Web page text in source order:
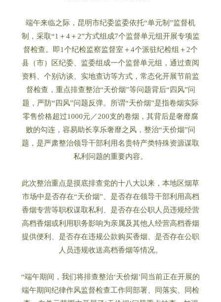
端午来临之际，昆明市纪委监委依托“单元制”监督机
制，采取“1＋4＋2”方式组成7个监督单元组开展专项监
督检查。即1个纪检监察监督室＋4个派驻纪检组＋2个
县（市）区纪委、监委组成一个监督单元组，通过查阅
资料、个别访谈、实地查访等方式，常态化开展节前监
督检查，重点排查整治“天价烟”等问题背后“四风”问
题，严防“四风”问题反弹。所谓“天价烟”是指卷烟实际
零售价格超过1000元／200支的卷烟，其背后是奢靡腐
败的勾连，容易助长享乐奢靡之风，整治“天价烟”问
题，是严肃整治领导干部利用名贵特产类特殊资源谋取
私利问题的重要内容。
此次整治重点是摸底排查党的十八大以来，本地区烟草
市场中是否存在“天价烟”、是否存在领导干部利用高档
香烟专营等职权谋取私利、是否存在公职人员违规经营
高档香烟或利用职务影响为亲属及其他人经营高档香烟
提供便利、是否存在违规公款购买香烟、是否存在公职
人员违规收送高档香烟等情况。
“端午期间，我们将排查整治‘天价烟’同当前正在开展的
端午期间纪律作风监督检查工作同部署、同落实、同检